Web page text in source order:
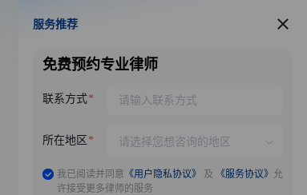
服务推荐
服务推荐
免费预约专业律师
联系方式
所在地区
我已阅读并同意 《用户隐私协议》 及 《服务协议》 允
许接受更多律师的服务